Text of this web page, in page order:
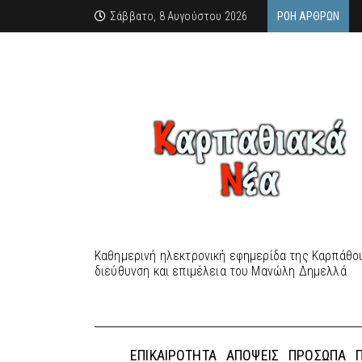
Σάββατο, 8 Αυγούστου 2026 ΡΟΉ ΆΡΘΡΩΝ
Καθημερινή ηλεκτρονική εφημερίδα της
διεύθυνση και επιμέλεια του Μανώλη Δημελλά
ΕΠΙΚΑΙΡΌΤΗΤΑ ΑΠΌΨΕΙΣ ΠΡΌΣΩΠΑ